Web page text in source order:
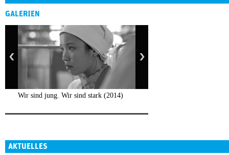
GALERIEN
Wir sind jung. Wir sind stark (2014)
AKTUELLES